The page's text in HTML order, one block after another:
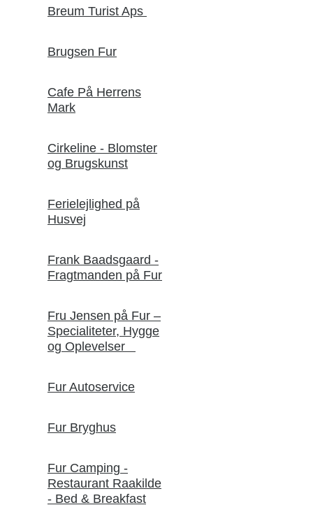
Breum Turist Aps
Brugsen Fur
Cafe På Herrens
Mark
Cirkeline - Blomster
og Brugskunst
Ferielejlighed på
Husvej
Frank Baadsgaard -
Fragtmanden på Fur
Fru Jensen på Fur –
Specialiteter, Hygge
og Oplevelser
Fur Autoservice
Fur Bryghus
Fur Camping -
Restaurant Raakilde
- Bed & Breakfast